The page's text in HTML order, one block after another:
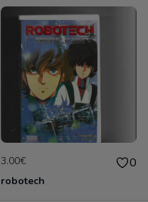
3.00€ 0
robotech